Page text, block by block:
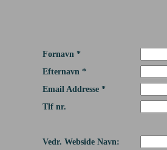
Fornavn *
Efternavn *
Email Addresse *
Tlf nr.
Vedr. Webside Navn: